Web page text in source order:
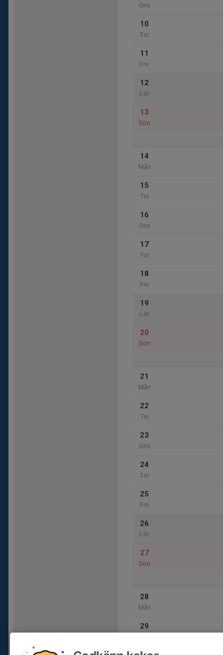
Ons
10
Tor
11
Fre
12
Lör
13
Sön
14
Mån
15
Tis
16
Ons
17
Tor
18
Fre
19
Lör
20
Sön
21
Mån
22
Tis
23
Ons
24
Tor
25
Fre
26
Lör
27
Sön
28
Mån
29